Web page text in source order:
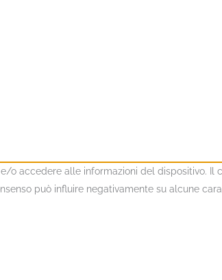
o accedere alle informazioni del dispositivo.
può influire negativamente su alcune